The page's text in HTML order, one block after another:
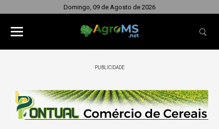
Domingo, 09 de Agosto de 2026
PUBLICIDADE